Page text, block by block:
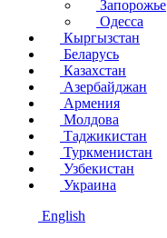
Запорожье
Одесса
Кыргызстан
Беларусь
Казахстан
Азербайджан
Армения
Молдова
Таджикистан
Туркменистан
Узбекистан
Украина
English